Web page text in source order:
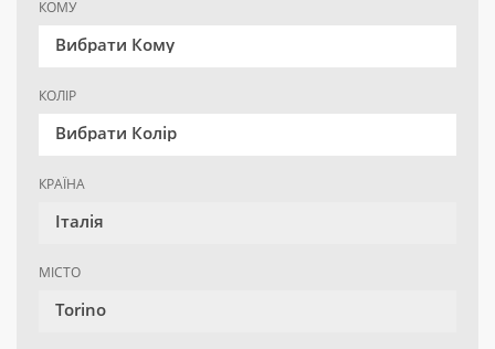
КОМУ
Вибрати Кому
КОЛІР
Вибрати Колір
КРАЇНА
Італія
МІСТО
Torino